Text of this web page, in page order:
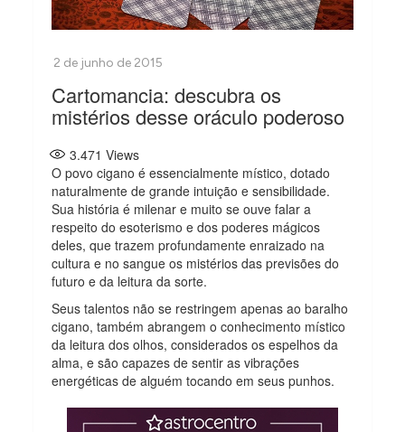
Cartomancia: descubra os
mistérios desse oráculo poderoso
3.471 Views
O povo cigano é essencialmente místico, dotado
naturalmente de grande intuição e sensibilidade.
Sua história é milenar e muito se ouve falar a
respeito do esoterismo e dos poderes mágicos
deles, que trazem profundamente enraizado na
cultura e no sangue os mistérios das previsões do
futuro e da leitura da sorte.
Seus talentos não se restringem apenas ao baralho
cigano, também abrangem o conhecimento místico
da leitura dos olhos, considerados os espelhos da
alma, e são capazes de sentir as vibrações
energéticas de alguém tocando em seus punhos.